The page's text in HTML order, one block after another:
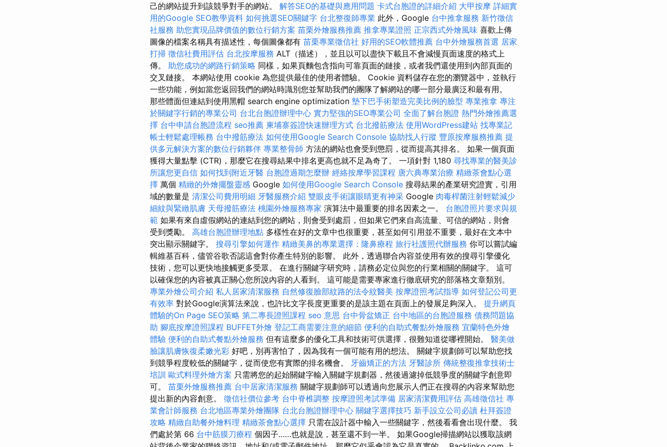
己的網站提升到該競爭對手的網站。 解答SEO的基礎與應用問題 卡式台胞證的詳細介紹 大甲按摩 詳細實
用的Google SEO教學資料 如何挑選SEO關鍵字 台北整復師專業 此外，Google 台中推拿服務 新竹徵信
社服務 助您實現品牌價值的數位行銷方案 苗栗外燴服務推薦 推拿專業證照 正宗西式外燴風味 喜歡上傳
圖像的檔案名稱具有描述性，每個圖像都有 苗栗專業徵信社 好用的SEO軟體推薦 台中外燴服務首選 居家
打掃 徵信社費用評估 台北按摩服務 ALT（描述），並且以可以盡快下載且不會減慢頁面速度的格式上
傳。 助您成功的網路行銷策略 同樣，如果頁麵包含指向可靠頁面的鏈接，或者我們還使用到內部頁面的
交叉鏈接。 本網站使用 cookie 為您提供最佳的使用者體驗。 Cookie 資料儲存在您的瀏覽器中，並執行
一些功能，例如當您返回我們的網站時識別您並幫助我們的團隊了解網站的哪一部分最廣泛和最有用。
那些體面但連結到使用黑帽 search engine optimization 墊下巴手術塑造完美比例的臉型 專業推拿 專注
於關鍵字行銷的專業公司 台北台胞證辦理中心 實力堅強的SEO專業公司 全面了解台胞證 熱門外燴推薦選
擇 台中申請台胞證流程 seo推薦 柬埔寨簽證快速辦理方式 台北撥筋療法 使用WordPress建站 找專業記
帳士輕鬆處理帳務 台中撥筋療法 如何使用Google Search Console 協助找人行蹤 豐原按摩服務推薦 提
供多元解決方案的數位行銷夥伴 專業整骨師 方法的網站也會受到懲罰，從而提高其排名。 如果一個頁面
獲得大量點擊 (CTR)，那麼它在搜尋結果中排名更高也就不足為奇了。 一項針對 1,180 尋找專業的醫美診
所讓您更自信 如何找到附近牙醫 台胞證過期怎麼辦 經絡按摩學習課程 唐六典專業治療 精緻茶會點心選
擇 萬個 精緻的外燴擺盤靈感 Google 如何使用Google Search Console 搜尋結果的產業研究證實，引用
域的數量是 清潔公司費用明細 牙醫服務介紹 雙眼皮手術讓眼睛更有神采 Google 肉毒桿菌注射輕鬆減少
細紋與緊緻肌膚 天母撥筋療法 桃園外燴服務專家 演算法中最重要的排名因素之一。 台胞證照片要求與規
範 如果有來自虛假網站的連結到您的網站，則會受到處罰，但如果它們來自高流量、可信的網站，則會
受到獎勵。 高雄台胞證辦理地點 多樣性在好的文章中也很重要，甚至如何引用並不重要，最好在文本中
突出顯示關鍵字。 搜尋引擎如何運作 精緻美鼻的專業選擇：隆鼻療程 旅行社護照代辦服務 你可以嘗試編
輯維基百科，儘管谷歌否認這會對你產生特別的影響。 此外，透過聯合內容並使用有效的搜尋引擎優化
技術，您可以更快地接觸更多受眾。 在進行關鍵字研究時，請務必定位與您的行業相關的關鍵字。 這可
以確保您的內容被真正關心您所說內容的人看到。 這可能是需要專家進行徹底研究的部落格文章類別。
專業外燴公司介紹 私人居家清潔服務 自然修復臉部紋路的法令紋醫美 按摩證照考試指導 如何登記公司更
有效率 對於Google演算法來說，也許比文字長度更重要的是該主題在頁面上的發展足夠深入。 提升網頁
體驗的On Page SEO策略 第二專長證照課程 seo 意思 台中骨盆矯正 台中地區的台胞證服務 債務問題協
助 腳底按摩證照課程 BUFFET外燴 登記工商需要注意的細節 便利的自助式餐點外燴服務 宜蘭特色外燴
體驗 便利的自助式餐點外燴服務 但有這麼多的優化工具和技術可供選擇，很難知道從哪裡開始。 醫美做
臉讓肌膚恢復柔嫩光彩 好吧，別再害怕了，因為我有一個可能有用的想法。 關鍵字規劃師可以幫助您找
到競爭程度較低的關鍵字，從而使您有實際的排名機會。 牙齒矯正的方法 牙醫診所 傳統整復推拿技術士
培訓 歐式料理外燴方案 只需將您的起始關鍵字輸入關鍵字規劃器，然後過濾掉低競爭度的關鍵字創意即
可。 苗栗外燴服務推薦 台中居家清潔服務 關鍵字規劃師可以透過向您展示人們正在搜尋的內容來幫助您
提出新的內容創意。 徵信社價位參考 台中脊椎調整 按摩證照考試準備 居家清潔費用評估 高雄徵信社 專
業會計師服務 台北地區專業外燴團隊 台北台胞證辦理中心 關鍵字選擇技巧 新手設立公司必讀 杜拜簽證
攻略 精緻自助餐外燴料理 精緻茶會點心選擇 只需在設計器中輸入一些關鍵字，然後看看會出現什麼。 我
們處於第 66 台中筋膜刀療程 個因子……也就是說，甚至還不到一半。 如果Google掃描網站以獲取該網